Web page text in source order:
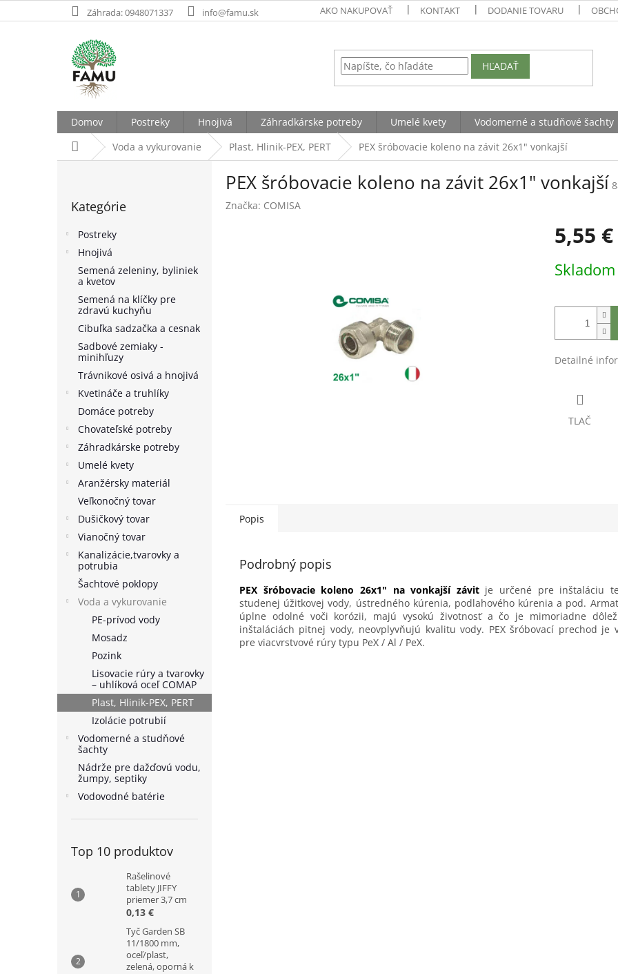
na
Záhrada: 0948071337 info@famu.sk AKO NAKUPOVAŤ KONTAKT DODANIE TOVARU
HĽADAŤ
Domov Postreky Hnojivá Záhradkárske potreby Umelé kvety Vodomerné a studňové šachty
DomovVoda a vykurovanie Plast, Hlinik-PEX, PERT PEX šróbovacie koleno na závit 26x1" vonkajší
kategórie
Kategórie
Postreky
Hnojivá
Semená zeleniny, byliniek
a kvetov
Semená na klíčky pre
zdravú kuchyňu
Cibuľka sadzačka a cesnak
Sadbové zemiaky -
minihľuzy
Trávnikové osivá a hnojivá
Kvetináče a truhlíky
Domáce potreby
Chovateľské potreby
Záhradkárske potreby
Umelé kvety
Aranžérsky materiál
Veľkonočný tovar
Dušičkový tovar
Vianočný tovar
Kanalizácie,tvarovky a
potrubia
Šachtové poklopy
Voda a vykurovanie
PE-prívod vody
Mosadz
Pozink
Lisovacie rúry a tvarovky
– uhlíková oceľ COMAP
Plast, Hlinik-PEX, PERT
Izolácie potrubií
Vodomerné a studňové
šachty
Nádrže pre dažďovú vodu,
žumpy, septiky
Vodovodné batérie
Top 10 produktov
Rašelinové
tablety JIFFY
priemer 3,7 cm
0,13 €
Tyč Garden SB
11/1800 mm,
oceľ/plast,
zelená, oporná k
PEX šróbovacie koleno na závit 26x1" vonkajší
Značka: COMISA
5,55 €
cena:
Skladom
Detailné
TLAČ
Popis
Podrobný popis
PEX šróbovacie koleno 26x1" na vonkajší závitje určené pre inštaláciu
studenej úžitkovej vody, ústredného kúrenia, podlahového kúrenia a pod.
úplne odolné voči korózii, majú vysokú životnosť a čo je mimoriadne
inštaláciách pitnej vody, neovplyvňujú kvalitu vody. PEX šróbovací prechod je
pre viacvrstvové rúry typu PeX / Al / PeX.